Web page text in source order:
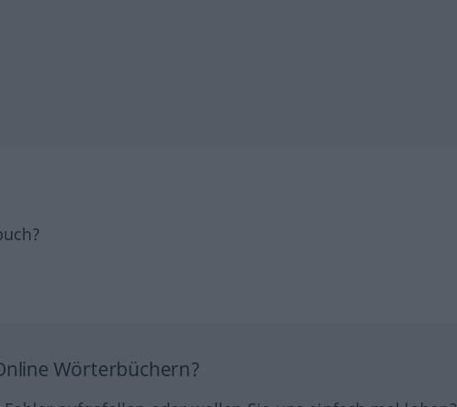
Wörterbüchern?